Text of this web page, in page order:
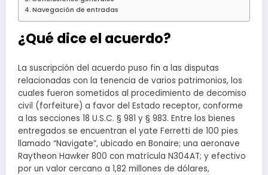
Navegación de entradas
¿Qué dice el acuerdo?
La suscripción del acuerdo puso fin a las disputas
relacionadas con la tenencia de varios patrimonios, los
cuales fueron sometidos al procedimiento de decomiso
civil (forfeiture) a favor del Estado receptor, conforme
a las secciones 18 U.S.C. § 981 y § 983. Entre los bienes
entregados se encuentran el yate Ferretti de 100 pies
llamado “Navigate”, ubicado en Bonaire; una aeronave
Raytheon Hawker 800 con matrícula N304AT; y efectivo
por un valor cercano a 1,82 millones de dólares,